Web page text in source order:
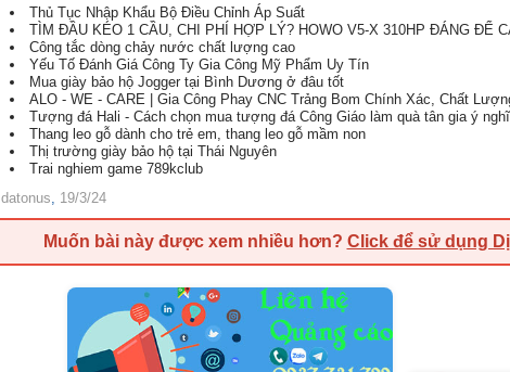
Thủ Tục Nhập Khẩu Bộ Điều Chỉnh Áp Suất
TÌM ĐẦU KÉO 1 CẦU, CHI PHÍ HỢP LÝ? HOWO V5-X 310HP ĐÁNG ĐỂ
Công tắc dòng chảy nước chất lượng cao
Yếu Tố Đánh Giá Công Ty Gia Công Mỹ Phẩm Uy Tín
Mua giày bảo hộ Jogger tại Bình Dương ở đâu tốt
ALO - WE - CARE | Gia Công Phay CNC Trảng Bom Chính Xác, Chất
Tượng đá Hali - Cách chọn mua tượng đá Công Giáo làm quà tân gia ý
Thang leo gỗ dành cho trẻ em, thang leo gỗ mầm non
Thị trường giày bảo hộ tại Thái Nguyên
Trai nghiem game 789kclub
datonus, 19/3/24
Muốn bài này được xem nhiều hơn? Click để sử dụng